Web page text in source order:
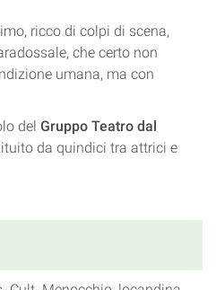
ricco di colpi di scena,
che certo non
umana, ma con
del Gruppo Teatro dal
da quindici tra attrici e